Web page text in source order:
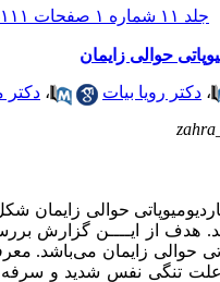
جلد ۱۱ شماره ۱ صفحات ۱۱۱-۱۰۵
حوالی زایمان
، دکتر رویا بیات ، دکتر
حوالی زایمان
هدف از ایــــن گزارش
تنگی نفس شدید و سرفه